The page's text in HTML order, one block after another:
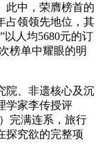
此中，荣膺榜首的
占领领先地位，其
以人均5680元的订
榜单中耀眼的明
、非遗核心及沉
学家李传授评
完满连系，旅行
探究欲的完整项